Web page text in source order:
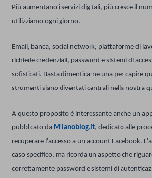
Più aumentano i servizi digitali, più cresce il
utilizziamo ogni giorno.
Email, banca, social network, piattaforme di
richiede credenziali, password e sistemi di
sofisticati. Basta dimenticarne una per capire
strumenti siano diventati centrali nella nostra
A questo proposito è interessante anche un
pubblicato da Milanoblog.it, dedicato alle
recuperare l'accesso a un account Facebook.
caso specifico, ma ricorda un aspetto che
correttamente password e sistemi di